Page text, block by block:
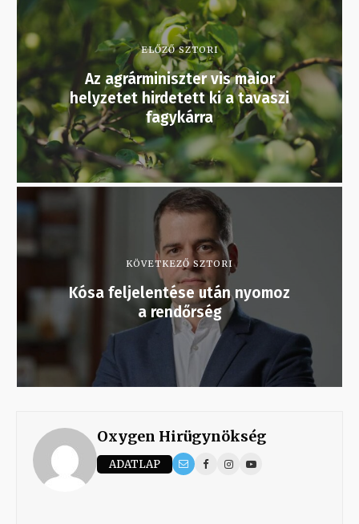
ELŐZŐ SZTORI
Az agrárminiszter vis maior
helyzetet hirdetett ki a tavaszi
fagykárra
KÖVETKEZŐ SZTORI
Kósa feljelentése után nyomoz
a rendőrség
Oxygen Hirügynökség
ADATLAP